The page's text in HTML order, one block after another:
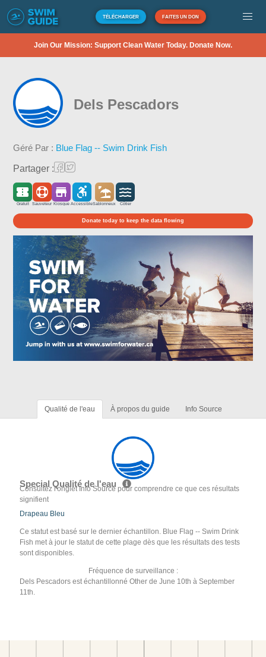
TÉLÉCHARGER FAITES UN DON
Join Our Mission: Support Clean Water Today. Donate Now.
Dels Pescadors
Géré Par : Blue Flag -- Swim Drink Fish
Partager :
Gratuit Sauveteur Kiosque AccessibleSablonneux Côtier
Donate today to keep the data flowing
Qualité de l'eau À propos du guide Info Source
Special Qualité de l'eau
Consultez l'onglet Info Source pour comprendre ce que ces résultats
signifient
Drapeau Bleu
Ce statut est basé sur le dernier échantillon. Blue Flag -- Swim Drink
Fish met à jour le statut de cette plage dès que les résultats des tests
sont disponibles.
Fréquence de surveillance :
Dels Pescadors est échantillonné Other de June 10th à September
11th.